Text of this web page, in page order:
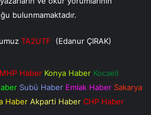
bulunmamaktadır.
TA2UTF (Edanur ÇIRAK)
MHP Haber Konya Haber Kocaeli
Subü Haber Emlak Haber Sakarya
Haber Akparti Haber CHP Haber